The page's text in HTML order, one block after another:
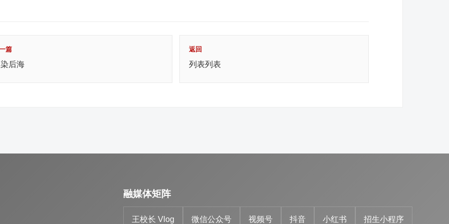
篇
后海
返回
列表列表
融媒体矩阵
王校长 Vlog 微信公众号 视频号 抖音 小红书 招生小程序